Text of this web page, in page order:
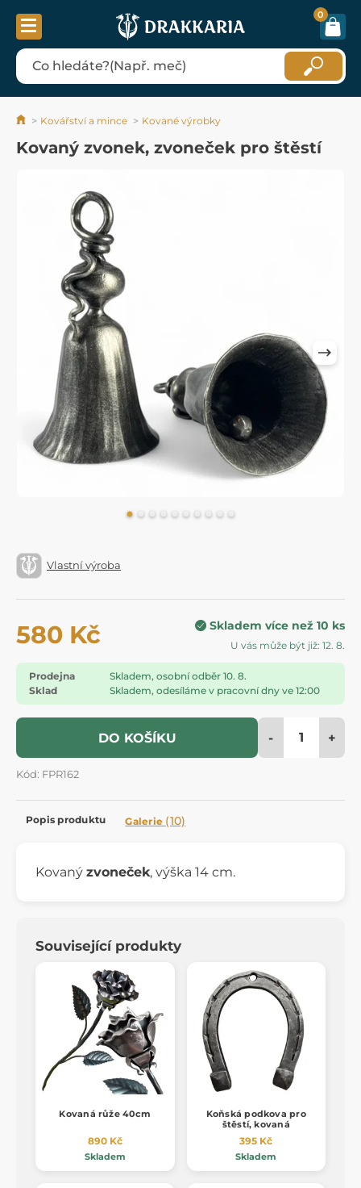
0
Kovářství a mince Kované výrobky
Kovaný zvonek, zvoneček pro štěstí
Vlastní výroba
580 Kč Skladem více než 10 ks
U vás může být již: 12. 8.
Prodejna
Skladem, osobní odběr 10. 8.
Sklad
Skladem, odesíláme v pracovní dny ve 12:00
DO KOŠÍKU - +
Kód: FPR162
Popis produktu Galerie (10)
Kovaný zvoneček, výška 14 cm.
Související produkty
Kovaná růže 40cm
890 Kč
Skladem
Koňská podkova pro
štěstí, kovaná
395 Kč
Skladem